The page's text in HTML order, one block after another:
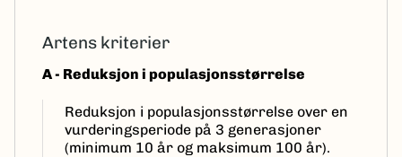
Artens kriterier
A - Reduksjon i populasjonsstørrelse
Reduksjon i populasjonsstørrelse over en
vurderingsperiode på 3 generasjoner
(minimum 10 år og maksimum 100 år).